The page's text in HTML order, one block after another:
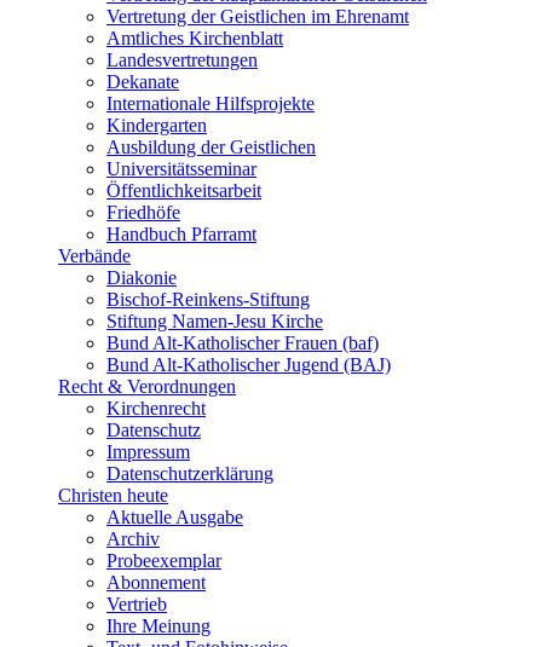
Vertretung der Geistlichen im Ehrenamt
Amtliches Kirchenblatt
Landesvertretungen
Dekanate
Internationale Hilfsprojekte
Kindergarten
Ausbildung der Geistlichen
Universitätsseminar
Öffentlichkeitsarbeit
Friedhöfe
Handbuch Pfarramt
Verbände
Diakonie
Bischof-Reinkens-Stiftung
Stiftung Namen-Jesu Kirche
Bund Alt-Katholischer Frauen (baf)
Bund Alt-Katholischer Jugend (BAJ)
Recht & Verordnungen
Kirchenrecht
Datenschutz
Impressum
Datenschutzerklärung
Christen heute
Aktuelle Ausgabe
Archiv
Probeexemplar
Abonnement
Vertrieb
Ihre Meinung